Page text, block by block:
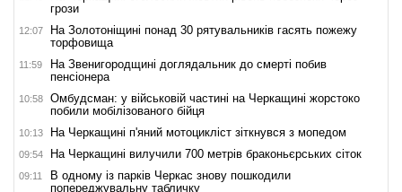
грози
12:07
На Золотоніщині понад 30 рятувальників гасять пожежу
торфовища
11:59
На Звенигородщині доглядальник до смерті побив
пенсіонера
10:58
Омбудсман: у військовій частині на Черкащині жорстоко
побили мобілізованого бійця
10:13 На Черкащині п'яний мотоцикліст зіткнувся з мопедом
09:54 На Черкащині вилучили 700 метрів браконьєрських сіток
09:11
В одному із парків Черкас знову пошкодили
попереджувальну табличку